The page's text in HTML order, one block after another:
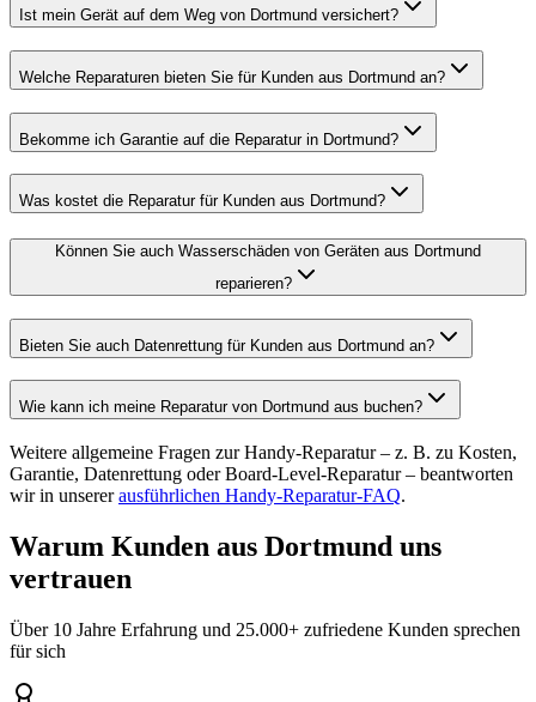
Ist mein Gerät auf dem Weg von Dortmund versichert?
Welche Reparaturen bieten Sie für Kunden aus Dortmund an?
Bekomme ich Garantie auf die Reparatur in Dortmund?
Was kostet die Reparatur für Kunden aus Dortmund?
Können Sie auch Wasserschäden von Geräten aus Dortmund
reparieren?
Bieten Sie auch Datenrettung für Kunden aus Dortmund an?
Wie kann ich meine Reparatur von Dortmund aus buchen?
Weitere allgemeine Fragen zur Handy-Reparatur – z. B. zu Kosten,
Garantie, Datenrettung oder Board-Level-Reparatur – beantworten
wir in unserer ausführlichen Handy-Reparatur-FAQ.
Warum Kunden aus Dortmund uns
vertrauen
Über 10 Jahre Erfahrung und 25.000+ zufriedene Kunden sprechen
für sich